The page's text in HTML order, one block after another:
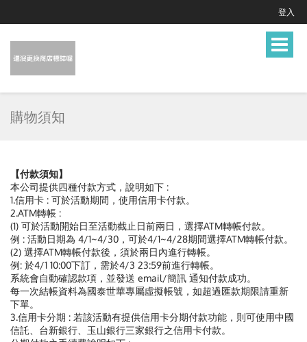
登入
Toggle
購物須知
【付款須知】
本公司提供四種付款方式，說明如下 :
1.信用卡 : 可於活動期間，使用信用卡付款。
2.ATM轉帳 :
(1) 可於活動開始日至活動截止日前兩日，選擇ATM轉帳付款。
例 : 活動日期為 4/1~4/30，可於4/1~4/28期間選擇ATM轉帳付款。
(2) 選擇ATM轉帳付款後，須於兩日內進行轉帳。
例: 於4/1 10:00下訂，需於4/3 23:59前進行轉帳。
系統會自動確認款項，並發送 email/簡訊 通知付款成功。
每一次結帳資料為國泰世華專屬虛擬帳號，如超過匯款期限請重新
下單。
3.信用卡分期 : 若該活動有提供信用卡分期付款功能，則可使用中國
信託、台新銀行、玉山銀行三家銀行之信用卡付款。